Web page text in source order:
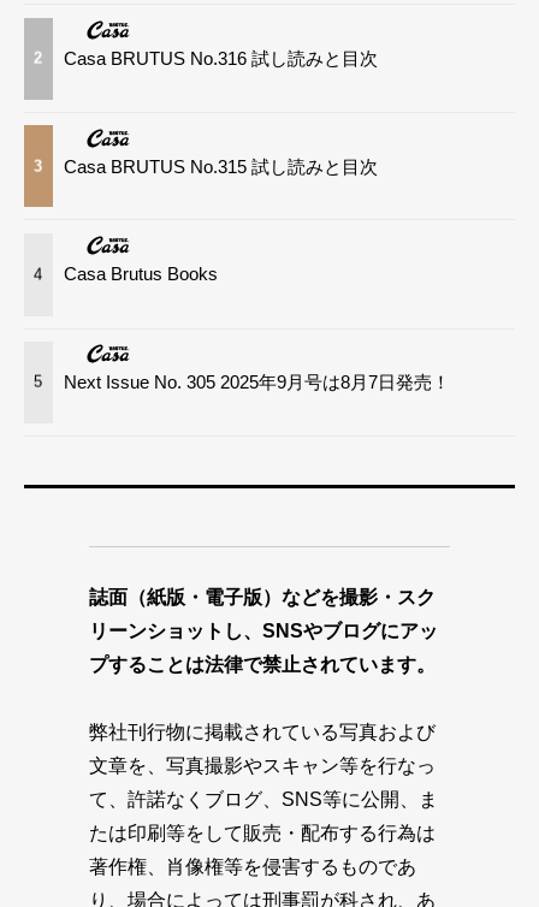
2 Casa BRUTUS No.316 試し読みと目次
3 Casa BRUTUS No.315 試し読みと目次
4 Casa Brutus Books
5 Next Issue No. 305 2025年9月号は8月7日発売！
誌面（紙版・電子版）などを撮影・スク
リーンショットし、SNSやブログにアッ
プすることは法律で禁止されています。
弊社刊行物に掲載されている写真および
文章を、写真撮影やスキャン等を行なっ
て、許諾なくブログ、SNS等に公開、ま
たは印刷等をして販売・配布する行為は
著作権、肖像権等を侵害するものであ
り、場合によっては刑事罰が科され、あ